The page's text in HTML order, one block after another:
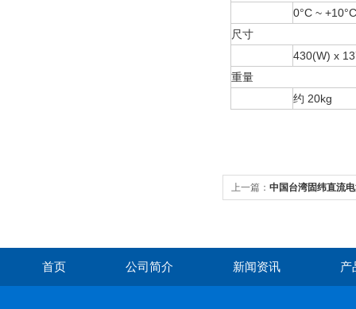
0°C ~
尺寸
430(W) x
重量
约 20kg
上一篇： 中国台湾固纬直流
首页 公司简介 新闻资讯 产